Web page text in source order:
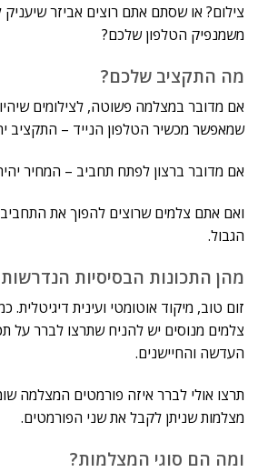
צילום? או שסתם אתם רוצים אביזר שיעניק
משמנפיק הטלפון שלכם?
מה התקציב שלכם?
אם מדובר במצלמה פשוטה, לצילומים שיהיו
שמאפשר מכשיר הטלפון הנייד – התקציב
אם מדובר ברצון לפתח תחביב – המחיר
ואם אתם צלמים שרוצים להפוך את
הגבול.
מהן התכונות הבסיסיות
זום טוב, מיקוד אוטומטי ועינית
צלמים מנוסים יש להניח שתרצו לברר על
העדשה והחיישנים.
מצלמות שניתן לקבל את שני הפורמטים.
ומה הם סוגי המצלמות?